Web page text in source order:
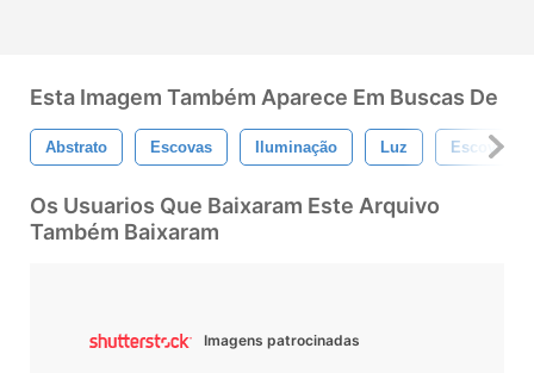
Esta Imagem Também Aparece Em Buscas De
Abstrato Escovas Iluminação Luz Escova De
Os Usuarios Que Baixaram Este Arquivo
Também Baixaram
Imagens patrocinadas